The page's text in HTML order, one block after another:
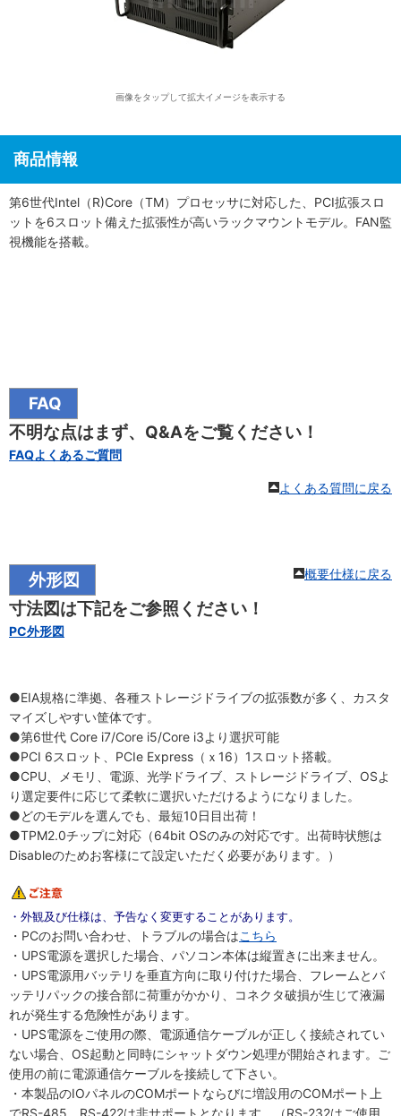
画像をタップして拡大イメージを表示する
商品情報
第6世代Intel（R)Core（TM）プロセッサに対応した、PCI拡張スロ
ットを6スロット備えた拡張性が高いラックマウントモデル。FAN監
視機能を搭載。
FAQ
不明な点はまず、Q&Aをご覧ください！
FAQよくあるご質問
よくある質問に戻る
外形図
寸法図は下記をご参照ください！
PC外形図
概要仕様に戻る
●EIA規格に準拠、各種ストレージドライブの拡張数が多く、カスタ
マイズしやすい筐体です。
●第6世代 Core i7/Core i5/Core i3より選択可能
●PCI 6スロット、PCIe Express（ｘ16）1スロット搭載。
●CPU、メモリ、電源、光学ドライブ、ストレージドライブ、OSよ
り選定要件に応じて柔軟に選択いただけるようになりました。
●どのモデルを選んでも、最短10日目出荷！
●TPM2.0チップに対応（64bit OSのみの対応です。出荷時状態は
Disableのためお客様にて設定いただく必要があります。）
・外観及び仕様は、予告なく変更することがあります。
・PCのお問い合わせ、トラブルの場合はこちら
・UPS電源を選択した場合、パソコン本体は縦置きに出来ません。
・UPS電源用バッテリを垂直方向に取り付けた場合、フレームとバ
ッテリパックの接合部に荷重がかかり、コネクタ破損が生じて液漏
れが発生する危険性があります。
・UPS電源をご使用の際、電源通信ケーブルが正しく接続されてい
ない場合、OS起動と同時にシャットダウン処理が開始されます。ご
使用の前に電源通信ケーブルを接続して下さい。
・本製品のIOパネルのCOMポートならびに増設用のCOMポート上
でRS-485、RS-422は非サポートとなります。（RS-232はご使用